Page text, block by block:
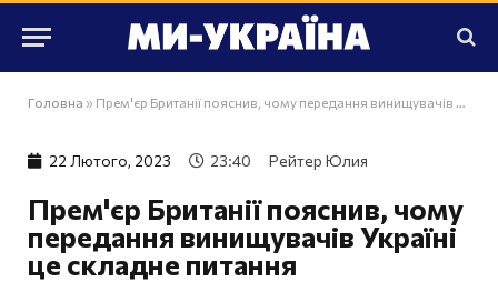
Головна » Прем'єр Британії пояснив, чому передання винищувачів Україні це складне питання
22 Лютого, 2023 23:40 Рейтер Юлия
Прем'єр Британії пояснив, чому
передання винищувачів Україні
це складне питання